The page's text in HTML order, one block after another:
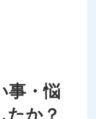
事・悩
か？